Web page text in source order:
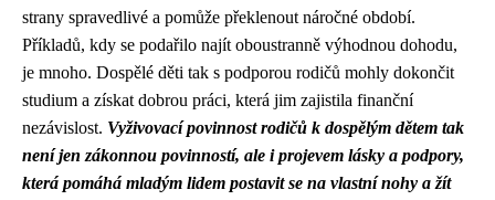
strany spravedlivé a pomůže překlenout náročné období.
Příkladů, kdy se podařilo najít oboustranně výhodnou dohodu,
je mnoho. Dospělé děti tak s podporou rodičů mohly dokončit
studium a získat dobrou práci, která jim zajistila finanční
nezávislost. Vyživovací povinnost rodičů k dospělým dětem tak
není jen zákonnou povinností, ale i projevem lásky a podpory,
která pomáhá mladým lidem postavit se na vlastní nohy a žít